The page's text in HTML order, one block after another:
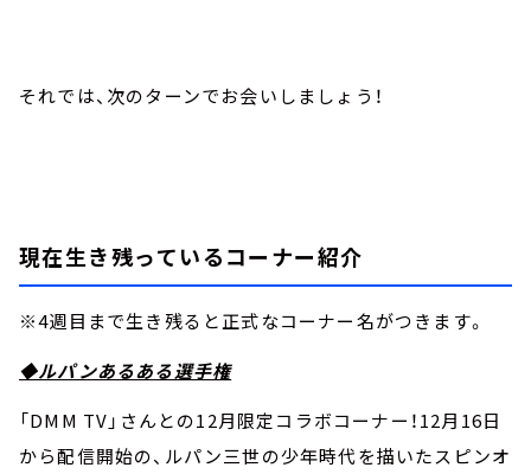
それでは、次のターンでお会いしましょう！
現在生き残っているコーナー紹介
※4週目まで生き残ると正式なコーナー名がつきます。
◆ルパンあるある選手権
「DMM TV」さんとの12月限定コラボコーナー！12月16日
から配信開始の、ルパン三世の少年時代を描いたスピンオ